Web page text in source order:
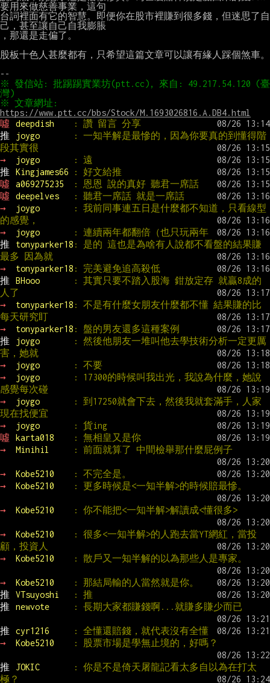
要用來做慈善事業，這句
台詞裡面有它的智慧。即便你在股市裡賺到很多錢，但迷思了自
己，甚至讓自己自我膨脹
，那還是走偏了。
股板十色人甚麼都有，只希望這篇文章可以讓有緣人踩個煞車。
※ 發信站: 批踢踢實業坊(ptt.cc), 來自: 49.217.54.120 (臺
https://www.ptt.cc/bbs/Stock/M.1693026816.A.DB4.html
噓
deepdish
: 讚 留言 分享
推
joygo
: 一知半解是最慘的，因為你要真的到懂得階
段其實很
→
joygo
: 遠
推
Kingjames66
: 好文給推
噓
a069275235
: 恩恩 說的真好 聽君一席話
噓
deepelves
: 聽君一席話 就是一席話
→
joygo
: 我前同事連五日是什麼都不知道，只看線型
的感覺，
→
joygo
: 連續兩年都翻倍（也只玩兩年
推
tonyparker18 : 是的 這也是為啥有人說都不看盤的結果賺
最多 因為就
→
tonyparker18 : 完美避免追高殺低
推
BHooo
: 其實只要不踏入股海 鉗放定存 就贏8成的
人了
→
tonyparker18 : 不是有什麼女朋友什麼都不懂 結果賺的比
每天研究盯
→
tonyparker18 : 盤的男友還多這種案例
推
joygo
: 然後他朋友一堆叫他去學技術分析一定更厲
害，她就
→
joygo
: 不要
→
joygo
: 17300的時候叫我出光，我說為什麼，她說
感覺每次碰
→
joygo
: 到17250就會下去，然後我就套滿手，人家
現在找便宜
→
joygo
: 貨ing
噓
karta018
: 無相皇又是你
→
Minihil : 前面就算了 中間檢舉那什麼屁例子
→ Kobe5210
: 不完全是。
→
Kobe5210 : 更多時候是<一知半解>的時候賠最慘。
→ Kobe5210 : 你不能把<一知半解>解讀成<懂很多>
→ Kobe5210
: 很多<一知半解>的人跑去當YT網紅，當投
顧，投資人
→
Kobe5210 : 散戶又一知半解的以為那些人是專家。
→ Kobe5210
: 那結局輸的人當然就是你。
推
VTsuyoshi
: 推
推
newvote : 長期大家都賺錢啊...就賺多賺少而已
推 cyr1216
: 全懂還賠錢，就代表沒有全懂
→
Kobe5210 : 股票市場是學無止境的，好嗎？
推 JOKIC
: 你是不是倚天屠龍記看太多自以為在打太
極？